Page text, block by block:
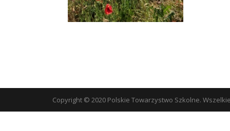
Copyright © 2020 Polskie Towarzystwo Szkolne.